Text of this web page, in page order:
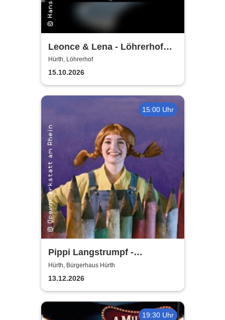
Leonce & Lena - Löhrerhof
Hürth
Hürth, Löhrerhof
15.10.2026
15:00 Uhr
Pippi Langstrumpf -
Bürgerhaus Hürth
Hürth, Bürgerhaus Hürth
13.12.2026
19:30 Uhr